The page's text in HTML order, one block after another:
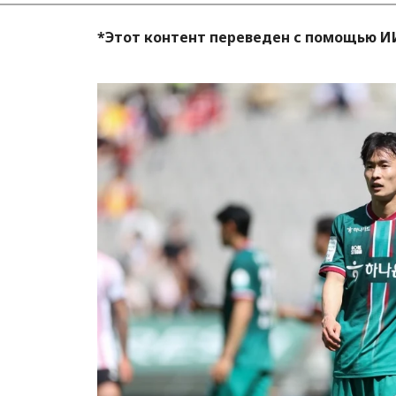
*Этот контент переведен с помощью